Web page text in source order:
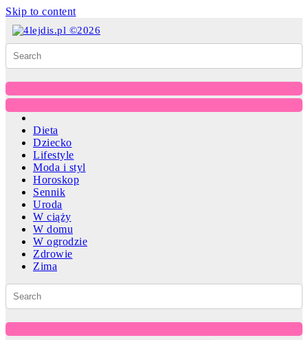
Skip to content
Dieta
Dziecko
Lifestyle
Moda i styl
Horoskop
Sennik
Uroda
W ciąży
W domu
W ogrodzie
Zdrowie
Zima